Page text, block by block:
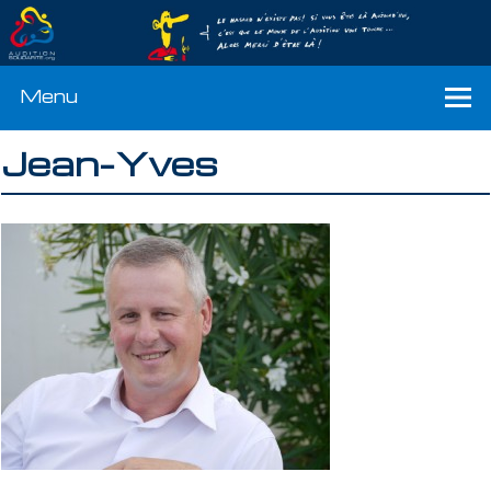
Menu
Jean-Yves